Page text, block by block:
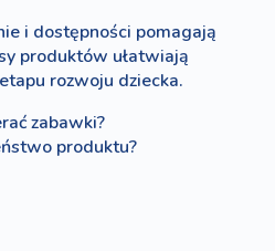
i dostępności pomagają
produktów ułatwiają
rozwoju dziecka.
zabawki?
produktu?